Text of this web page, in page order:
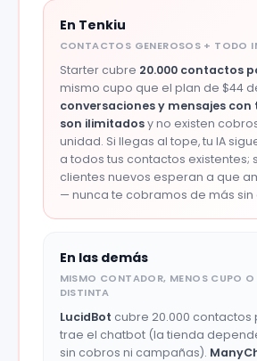
En Tenkiu
CONTACTOS GENEROSOS + TODO
Starter cubre 20.000 contactos
mismo cupo que el plan de $44
conversaciones y mensajes
son ilimitadosy no existen
unidad. Si llegas al tope, tu IA
a todos tus contactos existentes;
clientes nuevos esperan a que
— nunca te cobramos de más sin
En las demás
MISMO CONTADOR, MENOS CUPO O
DISTINTA
LucidBot cubre 20.000 contactos
trae el chatbot (la tienda
sin cobros ni campañas).